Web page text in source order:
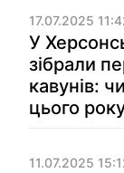
17.07.2025
У
зібрали
кавунів:
цього
11.07.2025